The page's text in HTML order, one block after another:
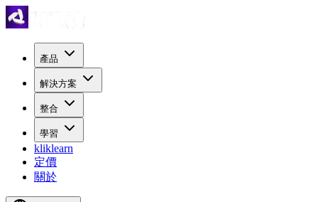
產品
解決方案
整合
學習
kliklearn
定價
關於